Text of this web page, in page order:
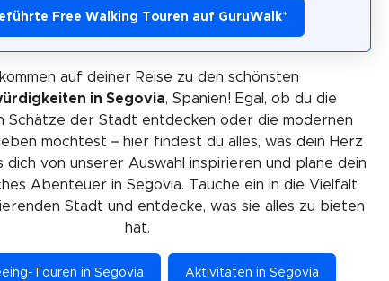
Free Walking Touren auf GuruWalk*
auf deiner Reise zu den schönsten
in Segovia, Spanien! Egal, ob du die
Schätze der Stadt entdecken oder die modernen
möchtest – hier findest du alles, was dein Herz
dich von unserer Auswahl inspirieren und plane dein
Abenteuer in Segovia. Tauche ein in die Vielfalt
Stadt und entdecke, was sie alles zu bieten
hat.
Touren in Segovia Aktivitäten in Segovia